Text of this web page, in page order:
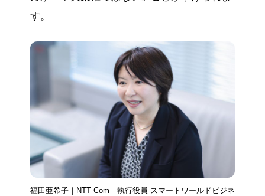
す。
福田亜希子｜NTT Com 執行役員 スマートワールドビジネ